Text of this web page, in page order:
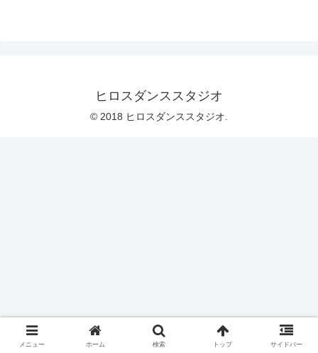
ヒロスダンススタジオ
© 2018 ヒロスダンススタジオ.
メニュー ホーム 検索 トップ サイドバー